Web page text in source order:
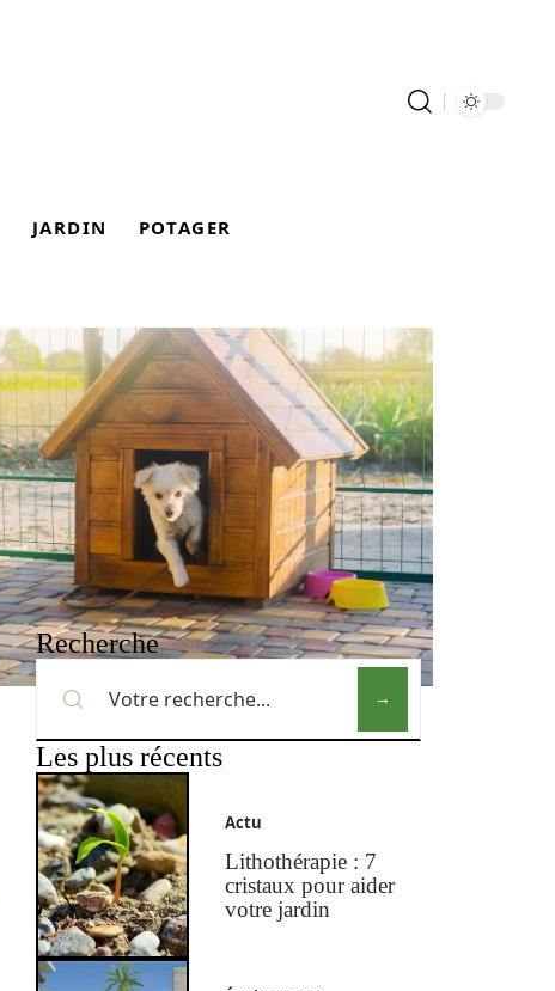
JARDIN POTAGER
Recherche
Les plus récents
Actu
Lithothérapie : 7
cristaux pour aider
votre jardin